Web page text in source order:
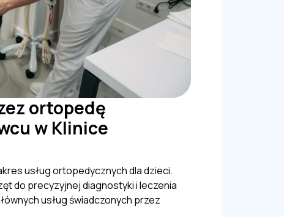
ortopedę
w Klinice
usług ortopedycznych dla dzieci.
do precyzyjnej diagnostyki i leczenia
usług świadczonych przez